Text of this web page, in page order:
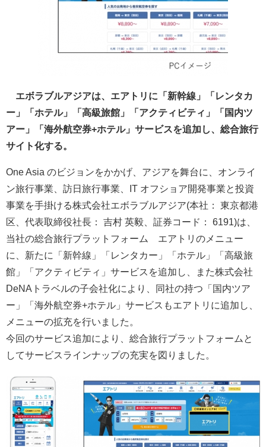
エボラブルアジアは、エアトリに「新幹線」「レンタカ
ー」「ホテル」「高級旅館」「アクティビティ」「国内ツ
アー」「海外航空券+ホテル」サービスを追加し、総合旅行
サイト化する。
One Asia のビジョンをかかげ、アジアを舞台に、オンライ
ン旅行事業、訪日旅行事業、IT オフショア開発事業と投資
事業を手掛ける株式会社エボラブルアジア(本社： 東京都港
区、代表取締役社長： 吉村 英毅、証券コード： 6191)は、
当社の総合旅行プラットフォーム エアトリのメニュー
に、新たに「新幹線」「レンタカー」「ホテル」「高級旅
館」「アクティビティ」サービスを追加し、また株式会社
DeNAトラベルの子会社化により、同社の持つ「国内ツア
ー」「海外航空券+ホテル」サービスもエアトリに追加し、
メニューの拡充を行いました。
今回のサービス追加により、総合旅行プラットフォームと
してサービスラインナップの充実を図りました。